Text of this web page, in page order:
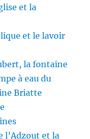
et la
et le lavoir
la fontaine
à eau du
Briatte
l’Adzout et la